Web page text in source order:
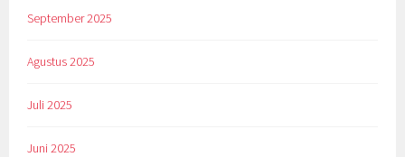
September 2025
Agustus 2025
Juli 2025
Juni 2025